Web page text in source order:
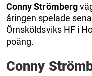
Conny Strömberg
åringen spelade
Örnsköldsviks HF i
poäng.
Conny